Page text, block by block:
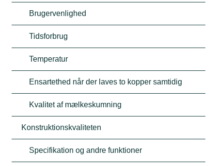
Brugervenlighed
Tidsforbrug
Temperatur
Ensartethed når der laves to kopper samtidig
Kvalitet af mælkeskumning
Konstruktionskvaliteten
Specifikation og andre funktioner